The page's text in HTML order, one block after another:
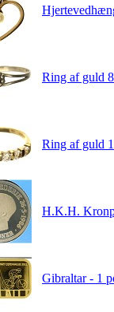
Ring af guld
Ring af guld
H.K.H.
Gibraltar - 1